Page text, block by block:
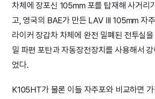
차체에 장포신 105mm 포를 탑재해 사거리
고, 영국의 BAE가 만든 LAV III 105mm 자
라이커 장갑차 차체에 완전 밀폐된 전투실
밀 파편 포탄과 자동장전장치를 사용해서
었다.
K105HT가 물론 이들 자주포와 비교하면 가